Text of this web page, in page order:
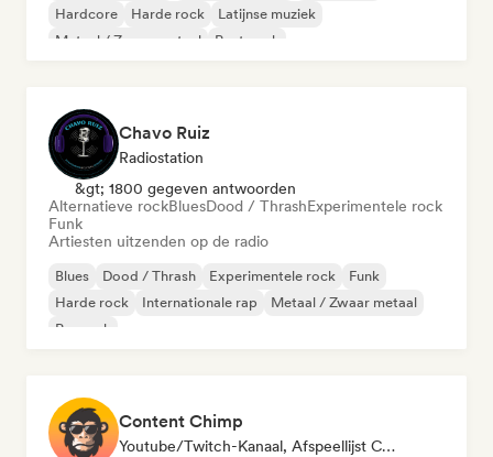
Hardcore
Harde rock
Latijnse muziek
Metaal / Zwaar metaal
Post punk
Chavo Ruiz
Radiostation
&gt; 1800 gegeven antwoorden
Alternatieve rockBluesDood / ThrashExperimentele rock
Funk
Artiesten uitzenden op de radio
Blues Dood / Thrash Experimentele rock
Funk
Harde rock
Internationale rap
Metaal / Zwaar metaal
Poprock
Content Chimp
Youtube/Twitch-Kanaal, Afspeellijst Curator